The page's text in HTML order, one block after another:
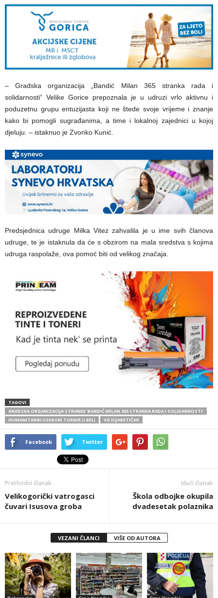
– Gradska organizacija „Bandić Milan 365 stranka rada i
solidarnosti“ Velike Gorice prepoznala je u udruzi vrlo aktivnu i
poduzetnu grupu entuzijasta koji ne štede svoje vrijeme i znanje
kako bi pomogli sugrađanima, a time i lokalnoj zajednici u kojoj
djeluju. – istaknuo je Zvonko Kunić.
Predsjednica udruge Milka Vitez zahvalila je u ime svih članova
udruge, te je istaknula da će s obzirom na mala sredstva s kojima
udruga raspolaže, ova pomoć biti od velikog značaja.
TAGOVI
GRADSKA ORGANIZACIJA STRANKE 'BANDIĆ MILAN 365 STRANKA RADA I SOLIDARNOSTI'
HUMANITARNI USKRSNI TURNIR U BELI
VG DIJABETIČAR
Facebook Twitter
Prethodni članak
Velikogorički vatrogasci
čuvari Isusova groba
Idući članak
Škola odbojke okupila
dvadesetak polaznika
VEZANI ČLANCI VIŠE OD AUTORA